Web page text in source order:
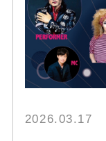
2026.03.17